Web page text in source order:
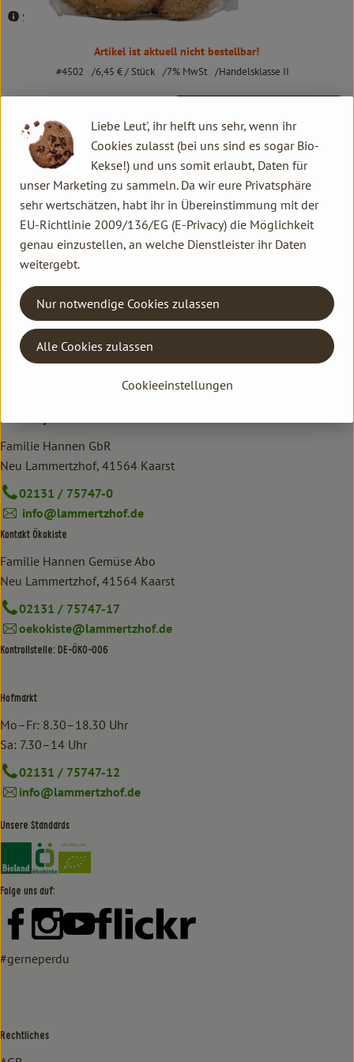
Schomaker
Artikel ist aktuell nicht bestellbar!
#4502 6,45 €/ Stück 7% MwSt Handelsklasse II
Info
Dinkel-, Sonnenbl.-, Sesam-, Mohn-, Mehrkorn-,Vollwert- und
Kistustibrötchen
Produktinformationen
Herkunft
Kontakt allgemein
Familie Hannen GbR
Neu Lammertzhof, 41564 Kaarst
02131 / 75747-0
info@lammertzhof.de
Kontakt Ökokiste
Familie Hannen Gemüse Abo
Neu Lammertzhof, 41564 Kaarst
02131 / 75747-17
oekokiste@lammertzhof.de
Kontrollstelle: DE-ÖKO-006
Hofmarkt
Mo–Fr: 8.30–18.30 Uhr
Sa: 7.30–14 Uhr
02131 / 75747-12
info@lammertzhof.de
Unsere Standards
Externer Link zu https://www.bioland.de/verbraucher
Externer Link zu https://www.oekokiste.de/
Folge uns auf:
Externer Link zu https://www.facebook.com/lammertzhof/
Externer Link zu https://www.instagram.com/
Externer Link zu https://www.youtube.com/
Externer Link zu https://
#gerneperdu
Rechtliches
Liebe Leut', ihr helft uns sehr, wenn ihr
Cookies zulasst (bei uns sind es sogar Bio-
Kekse!) und uns somit erlaubt, Daten für
unser Marketing zu sammeln. Da wir eure Privatsphäre
sehr wertschätzen, habt ihr in Übereinstimmung mit der
EU-Richtlinie 2009/136/EG (E-Privacy) die Möglichkeit
genau einzustellen, an welche Dienstleister ihr Daten
weitergebt.
Cookieeinstellungen
Nur notwendige Cookies zulassen
Alle Cookies zulassen